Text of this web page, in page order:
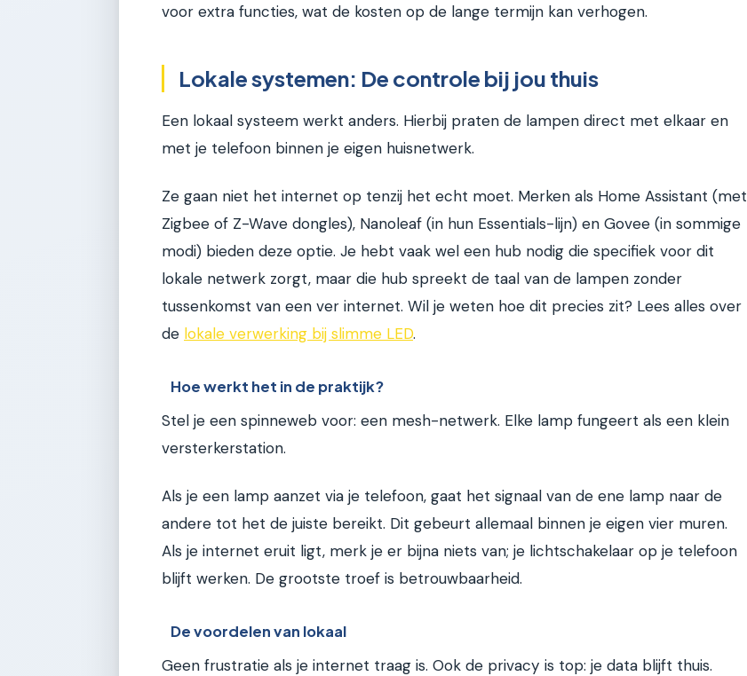
voor extra functies, wat de kosten op de lange termijn kan verhogen.
Lokale systemen: De controle bij jou thuis
Een lokaal systeem werkt anders. Hierbij praten de lampen direct met elkaar en
met je telefoon binnen je eigen huisnetwerk.
Ze gaan niet het internet op tenzij het echt moet. Merken als Home Assistant (met
Zigbee of Z-Wave dongles), Nanoleaf (in hun Essentials-lijn) en Govee (in sommige
modi) bieden deze optie. Je hebt vaak wel een hub nodig die specifiek voor dit
lokale netwerk zorgt, maar die hub spreekt de taal van de lampen zonder
tussenkomst van een ver internet. Wil je weten hoe dit precies zit? Lees alles over
de lokale verwerking bij slimme LED.
Hoe werkt het in de praktijk?
Stel je een spinneweb voor: een mesh-netwerk. Elke lamp fungeert als een klein
versterkerstation.
Als je een lamp aanzet via je telefoon, gaat het signaal van de ene lamp naar de
andere tot het de juiste bereikt. Dit gebeurt allemaal binnen je eigen vier muren.
Als je internet eruit ligt, merk je er bijna niets van; je lichtschakelaar op je telefoon
blijft werken. De grootste troef is betrouwbaarheid.
De voordelen van lokaal
Geen frustratie als je internet traag is. Ook de privacy is top: je data blijft thuis.